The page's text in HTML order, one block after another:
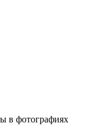
в фотографиях